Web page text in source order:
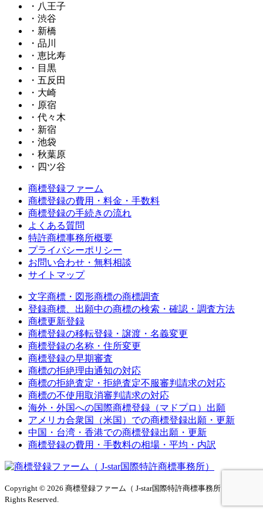
・八王子
・渋谷
・新橋
・品川
・恵比寿
・目黒
・五反田
・大崎
・原宿
・代々木
・新宿
・池袋
・秋葉原
・四ツ谷
商標登録ファーム
商標登録の費用・料金・手数料
商標登録の手続きの流れ
よくある質問
特許商標事務所概要
プライバシーポリシー
お問い合わせ・無料相談
サイトマップ
文字商標・図形商標の商標調査
登録商標、出願中の商標の検索・確認・調査方法
商標更新登録
商標登録の移転登録・譲渡・名義変更
商標登録の名称・住所変更
商標登録の早期審査
商標の拒絶理由通知の対応
商標の拒絶査定・拒絶査定不服審判請求の対応
商標の不使用取消審判請求の対応
海外・外国への国際商標登録（マドプロ）出願
アメリカ合衆国（米国）での商標登録出願・更新
中国・台湾・香港での商標登録出願・更新
商標登録の費用・手数料の相場・平均・内訳
Copyright © 2026 商標登録ファーム（ J-star国際特許商標事務所）All
Rights Reserved.